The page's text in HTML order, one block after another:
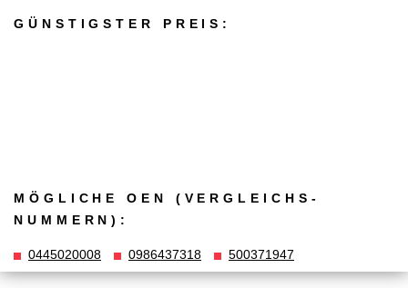
GÜNSTIGSTER PREIS:
MÖGLICHE OEN (VERGLEICHS­
NUMMERN):
0445020008 0986437318 500371947